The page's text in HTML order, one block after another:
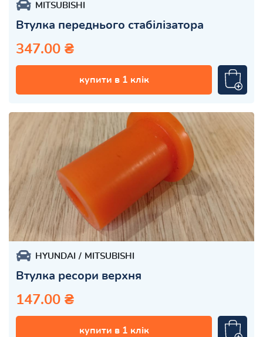
MITSUBISHI
Втулка переднього стабілізатора
347.00 ₴
купити в 1 клік
HYUNDAI MITSUBISHI
Втулка ресори верхня
147.00 ₴
купити в 1 клік